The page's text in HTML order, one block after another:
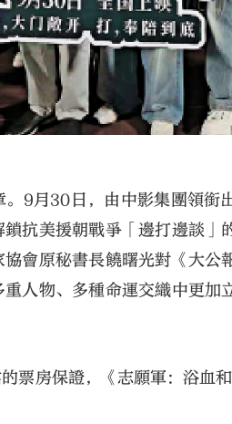
9月30日，由中影集團領銜
抗美援朝戰爭「邊打邊談」
會原秘書長饒曙光對《大公
人物、多種命運交織中更加
票房保證，《志願軍：浴血